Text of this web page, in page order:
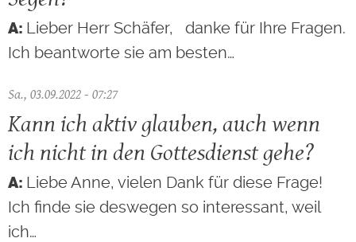
Lieber Herr Schäfer, danke für Ihre Fragen.
Ich beantworte sie am besten…
Sa., 03.09.2022 - 07:27
Kann ich aktiv glauben, auch wenn
ich nicht in den Gottesdienst gehe?
Liebe Anne, vielen Dank für diese Frage!
Ich finde sie deswegen so interessant, weil
ich…